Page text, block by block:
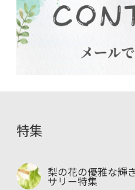
特集
梨の花の優雅な輝
サリー特集